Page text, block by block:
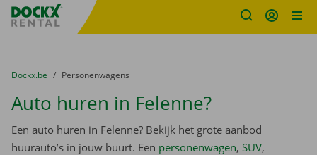
Fratello DEMO
U bevindt zich hier:
van
Dockx.be naar
Personenwagens
Auto huren in Felenne?
Een auto huren in Felenne? Bekijk het grote aanbod
huurauto’s in jouw buurt. Een personenwagen, SUV,